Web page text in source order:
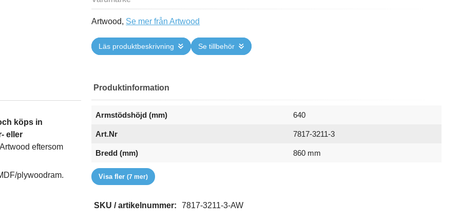
Artwood, Se mer från Artwood
Läs produktbeskrivning Se tillbehör
köps in
eller
eftersom
plywoodram.
Produktinformation
Armstödshöjd (mm) 640
Art.Nr 7817-3211-3
Bredd (mm)
860 mm
Djup (mm)
EAN
Färg
Höjd (mm)
RSK
Sitthöjd (mm)
Varumärke
Visa fler(7 mer)
SKU / artikelnummer: 7817-3211-3-AW